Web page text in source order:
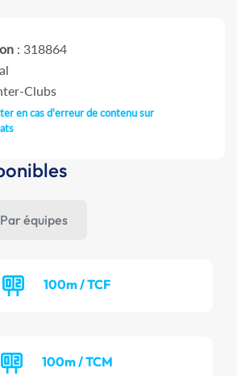
: 318864
Clubs
en cas d'erreur de contenu sur
Par équipes
100m / TCF
100m / TCM